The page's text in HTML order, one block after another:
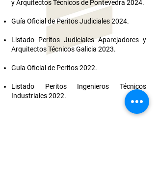
y Arquitectos Técnicos de Pontevedra 2024.
Guía Oficial de Peritos Judiciales 2024.
Listado Peritos Judiciales Aparejadores y
Arquitectos Técnicos Galicia 2023.
Guía Oficial de Peritos 2022.
Listado Peritos Ingenieros Técnicos
Industriales 2022.